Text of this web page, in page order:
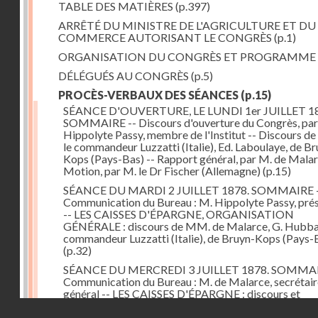
TABLE DES MATIÈRES (p.397)
ARRÊTÉ DU MINISTRE DE L'AGRICULTURE ET DU
COMMERCE AUTORISANT LE CONGRÈS (p.1)
ORGANISATION DU CONGRÈS ET PROGRAMME
DÉLÉGUÉS AU CONGRÈS (p.5)
PROCÈS-VERBAUX DES SÉANCES (p.15)
SÉANCE D'OUVERTURE, LE LUNDI 1er JUILLET
SOMMAIRE -- Discours d'ouverture du Congrès,
Hippolyte Passy, membre de l'Institut -- Discours
le commandeur Luzzatti (Italie), Ed. Laboulaye, de
Kops (Pays-Bas) -- Rapport général, par M. de
Motion, par M. le Dr Fischer (Allemagne) (p.15)
SÉANCE DU MARDI 2 JUILLET 1878. SOMMAIRE
Communication du Bureau : M. Hippolyte Passy,
-- LES CAISSES D'ÉPARGNE, ORGANISATION
GÉNÉRALE : discours de MM. de Malarce, G.
commandeur Luzzatti (Italie), de Bruyn-Kops (Pays-
(p.32)
SÉANCE DU MERCREDI 3 JUILLET 1878.
Communication du Bureau : M. de Malarce,
général -- LES CAISSES D'ÉPARGNE : discours et